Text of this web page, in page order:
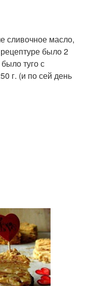
сливочное масло,
было 2
туго с
г. (и по сей день